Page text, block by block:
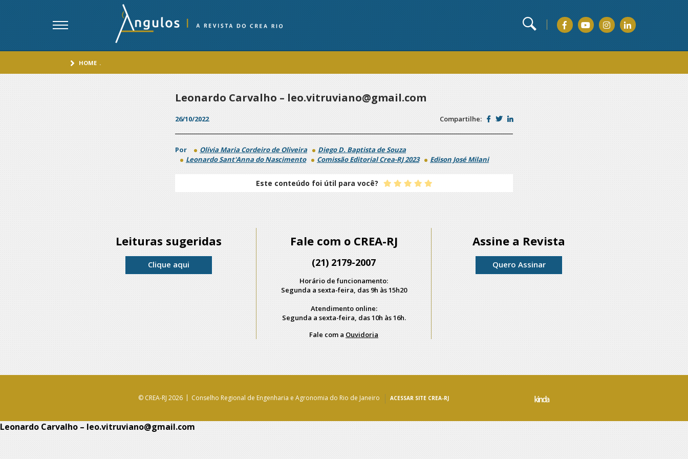
HOME .
Leonardo Carvalho – leo.vitruviano@gmail.com
26/10/2022 Compartilhe:
Por Olívia Maria Cordeiro de Oliveira
Diego D. Baptista de Souza
Leonardo Sant'Anna do Nascimento
Comissão Editorial Crea-RJ 2023 Edison José Milani
Este conteúdo foi útil para você?
Leituras sugeridas
Clique aqui
Fale com o CREA-RJ
(21) 2179-2007
Horário de funcionamento:
Segunda a sexta-feira, das 9h às 15h20
Atendimento online:
Segunda a sexta-feira, das 10h às 16h.
Fale com a Ouvidoria
Assine a Revista
Quero Assinar
© CREA-RJ 2026 Conselho Regional de Engenharia e Agronomia do Rio de Janeiro ACESSAR SITE CREA-RJ
Leonardo Carvalho – leo.vitruviano@gmail.com